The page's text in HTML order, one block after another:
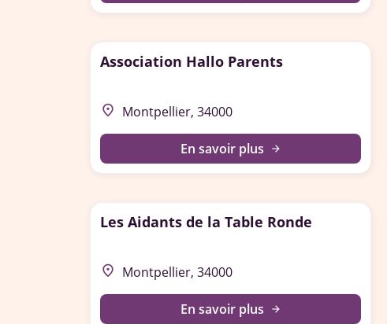
Association Hallo Parents
place Montpellier, 34000
En savoir plus arrow_forward
Les Aidants de la Table Ronde
place Montpellier, 34000
En savoir plus arrow_forward